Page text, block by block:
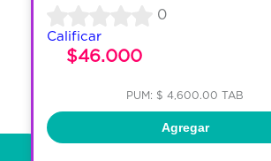
0
Calificar
$46.000
PUM: $ 4,600.00 TAB
Agregar